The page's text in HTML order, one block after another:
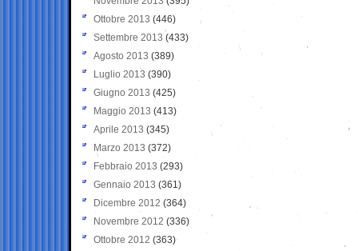
Ottobre 2013 (446)
Settembre 2013 (433)
Agosto 2013 (389)
Luglio 2013 (390)
Giugno 2013 (425)
Maggio 2013 (413)
Aprile 2013 (345)
Marzo 2013 (372)
Febbraio 2013 (293)
Gennaio 2013 (361)
Dicembre 2012 (364)
Novembre 2012 (336)
Ottobre 2012 (363)